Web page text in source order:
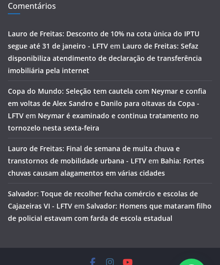
Comentários
Lauro de Freitas: Desconto de 10% na cota única do IPTU
segue até 31 de janeiro - LFTV em Lauro de Freitas: Sefaz
disponibiliza atendimento de declaração de transferência
imobiliária pela internet
Copa do Mundo: Seleção tem cautela com Neymar e confia
em voltas de Alex Sandro e Danilo para oitavas da Copa -
LFTV em Neymar é examinado e continua tratamento no
tornozelo nesta sexta-feira
Lauro de Freitas: Final de semana de muita chuva e
transtornos de mobilidade urbana - LFTV em Bahia: Fortes
chuvas causam alagamentos em várias cidades
Salvador: Toque de recolher fecha comércio e escolas de
Cajazeiras VI - LFTV em Salvador: Homens que mataram filho
de policial estavam com farda de escola estadual